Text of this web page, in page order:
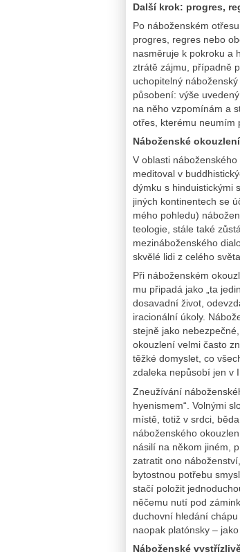
Další krok: progres,
Po náboženském
progres, regres nebo
nasměruje k pokroku a
ztrátě zájmu, případně
uchopitelný
působení: výše
na něho vzpomínám a
otřes, kterému neumím
Náboženské
V oblasti
meditoval v
dýmku s hinduistickými
jiných kontinentech se
mého pohledu)
teologie, stále také
mezináboženského
skvělé lidi z celého
Při náboženském
mu připadá jako „ta
dosavadní život,
iracionální úkoly.
stejně jako
okouzlení velmi často
těžké domyslet, co
zdaleka nepůsobí jen v
Zneužívání
hyenismem“. Volnými
místě, totiž v srdci,
náboženského
násilí na někom jiném,
zatratit ono
bytostnou potřebu
stačí položit
něčemu nutí pod
duchovní hledání
naopak platónsky –
Náboženské